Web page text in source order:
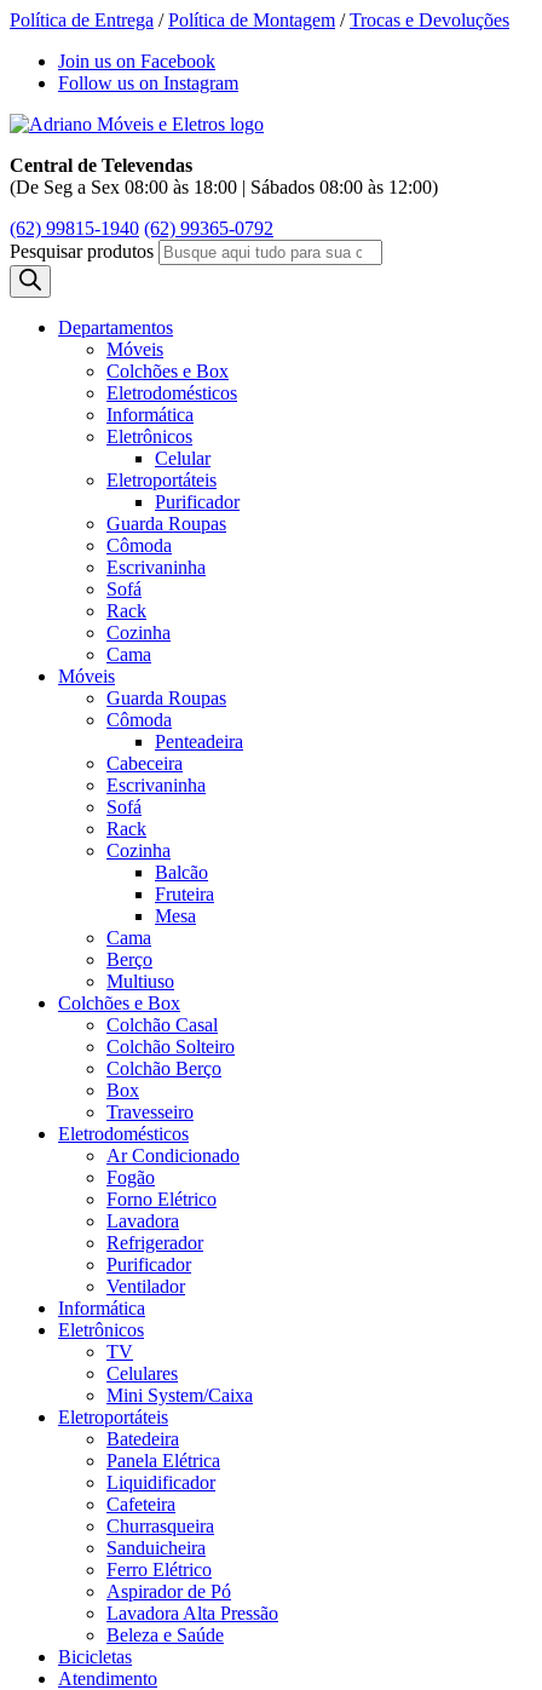
Política de Entrega /Política de Montagem /Trocas e Devoluções
Join us on Facebook
Follow us on Instagram
Central de Televendas
(De Seg a Sex 08:00 às 18:00 | Sábados 08:00 às 12:00)
(62) 99815-1940 (62) 99365-0792
Pesquisar produtos
Departamentos
Móveis
Colchões e Box
Eletrodomésticos
Informática
Eletrônicos
Celular
Eletroportáteis
Purificador
Guarda Roupas
Cômoda
Escrivaninha
Sofá
Rack
Cozinha
Cama
Móveis
Guarda Roupas
Cômoda
Penteadeira
Cabeceira
Escrivaninha
Sofá
Rack
Cozinha
Balcão
Fruteira
Mesa
Cama
Berço
Multiuso
Colchões e Box
Colchão Casal
Colchão Solteiro
Colchão Berço
Box
Travesseiro
Eletrodomésticos
Ar Condicionado
Fogão
Forno Elétrico
Lavadora
Refrigerador
Purificador
Ventilador
Informática
Eletrônicos
TV
Celulares
Mini System/Caixa
Eletroportáteis
Batedeira
Panela Elétrica
Liquidificador
Cafeteira
Churrasqueira
Sanduicheira
Ferro Elétrico
Aspirador de Pó
Lavadora Alta Pressão
Beleza e Saúde
Bicicletas
Atendimento